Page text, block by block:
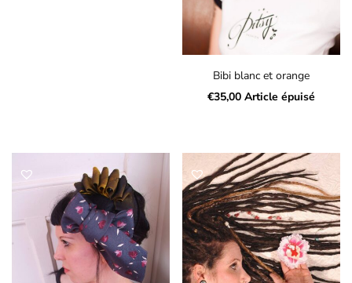
Bibi blanc et orange
€35,00 Article épuisé